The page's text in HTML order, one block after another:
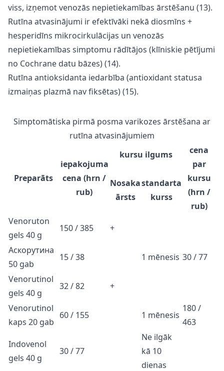
viss, izņemot venozās nepietiekamības ārstēšanu (13).
Rutīna atvasinājumi ir efektīvāki nekā diosmīns +
hesperidīns mikrocirkulācijas un venozās
nepietiekamības simptomu rādītājos (klīniskie pētījumi
no Cochrane datu bāzes) (14).
Rutīna antioksidanta iedarbība (antioxidant statusa
izmaiņas plazmā nav fiksētas) (15).
Simptomātiska pirmā posma varikozes ārstēšana ar
rutīna atvasinājumiem
Preparāts
iepakojuma
cena (hrn /
rub)
kursu ilgums
cena
par
kursu
(hrn /
rub)
Nosaka
ārsts
standarta
kurss
Venoruton
gels 40 g
150 / 385
+
Aскорутина
50 gab
15 / 38 1 mēnesis 30 / 77
Venorutinol
gels 40 g
32 / 82
+
Venorutinol
kaps 20 gab
60 / 155 1 mēnesis
180 /
463
Indovenol
gels 40 g
30 / 77
Ne ilgāk
kā 10
dienas